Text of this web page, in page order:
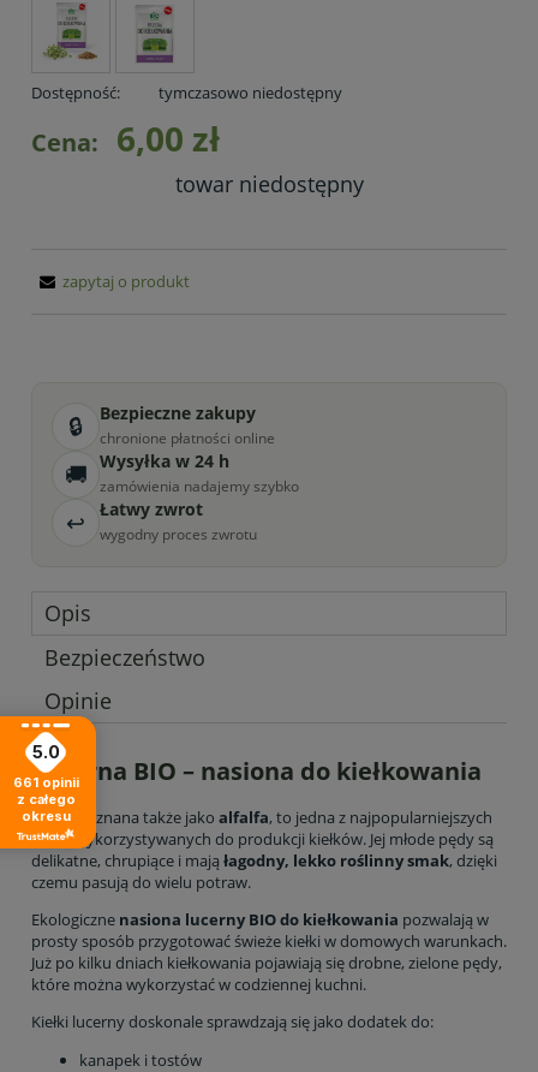
Dostępność: tymczasowo niedostępny
Cena: 6,00 zł
towar niedostępny
zapytaj o produkt
🔒 Bezpieczne zakupy
chronione płatności online
🚚 Wysyłka w 24 h
zamówienia nadajemy szybko
↩ Łatwy zwrot
wygodny proces zwrotu
Opis
Bezpieczeństwo
Opinie
Lucerna BIO – nasiona do kiełkowania
Lucerna, znana także jako alfalfa, to jedna z najpopularniejszych
roślin wykorzystywanych do produkcji kiełków. Jej młode pędy są
delikatne, chrupiące i mają łagodny, lekko roślinny smak, dzięki
czemu pasują do wielu potraw.
Ekologiczne nasiona lucerny BIO do kiełkowania pozwalają w
prosty sposób przygotować świeże kiełki w domowych warunkach.
Już po kilku dniach kiełkowania pojawiają się drobne, zielone pędy,
które można wykorzystać w codziennej kuchni.
Kiełki lucerny doskonale sprawdzają się jako dodatek do:
kanapek i tostów
5.0
661 opinii
z całego
okresu